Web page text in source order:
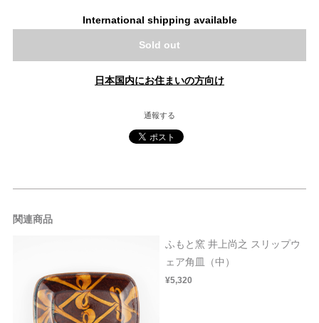
International shipping available
Sold out
日本国内にお住まいの方向け
通報する
関連商品
ふもと窯 井上尚之 スリップウ
ェア角皿（中）
¥5,320